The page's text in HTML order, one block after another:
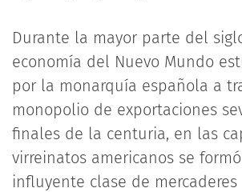
Durante la mayor parte del
economía del Nuevo Mundo
por la monarquía española a
monopolio de exportaciones
finales de la centuria, en las
virreinatos americanos se
influyente clase de mercaderes